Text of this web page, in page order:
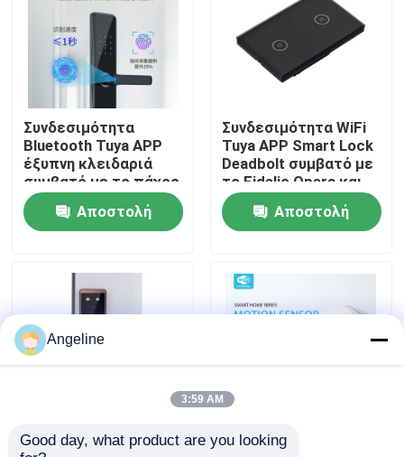
Βίντεο
Σχετικά με εμάς
Επισκέψεις στο εργοστάσιο
Έλεγχος ποιότητας
Ειδήσεις
Υποθέσεις
Ζητήστε μια προσφορά
Download
Συνδεσιμότητα
Bluetooth Tuya APP
έξυπνη κλειδαριά
συμβατό με το πάχος
της πόρτας 38-70mm
τροφοδοτείται από 4
μπαταρίες AA
Αποστολή
Συνδεσιμότητα WiFi
Tuya APP Smart Lock
Deadbolt συμβατό με
το Fidelio Opera και
άλλα Λύση ασφαλή
ελέγχου πρόσβασης
Αποστολή
Κράμα ψευδαργύρου
Ευρέως κατάλληλη
Angeline
3:59 AM
Good day, what product are you looking